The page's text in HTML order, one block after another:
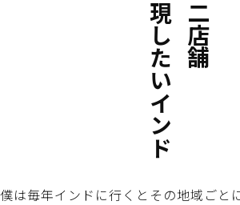
二店舗で
現したいインド
僕は毎年インドに行くとその地域ごと